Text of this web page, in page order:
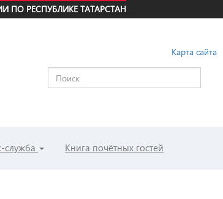
РЕСПУБЛИКЕ ТАТАРСТАН
Карта сайта
служба Книга почётных гостей